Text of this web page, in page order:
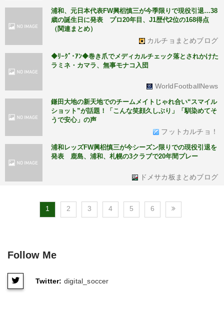
浦和、元日本代表FW興梠慎三が今季限りで現役引退…38
歳の誕生日に発表 プロ20年目、J1歴代2位の168得点
（関連まとめ）
カルチョまとめブログ
◆ﾘｰｸﾞ･ｱﾝ◆巻き爪でメディカルチェック落とされかけた
ラミネ・カマラ、無事モナコ入団
WorldFootballNews
鎌田大地の新天地でのチームメイトじゃれ合い“スマイル
ショット”が話題！「こんな笑顔久しぶり」「馴染めてそ
うで安心」の声
フットカルチョ！
浦和レッズFW興梠慎三が今シーズン限りでの現役引退を
発表 鹿島、浦和、札幌の3クラブで20年間プレー
ドメサカ板まとめブログ
1 2 3 4 5 6
Follow Me
Twitter: digital_soccer